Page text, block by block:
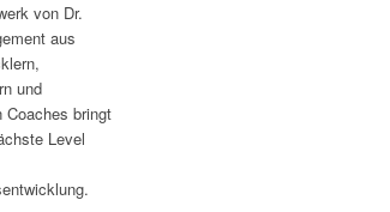
von Dr.
aus
und
Coaches bringt
Level